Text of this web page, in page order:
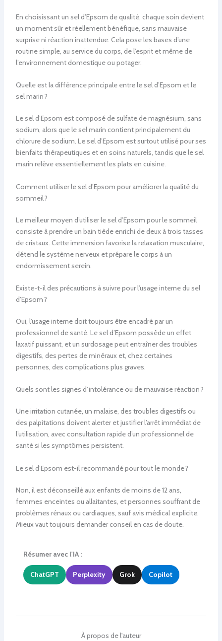
En choisissant un sel d’Epsom de qualité, chaque soin devient
un moment sûr et réellement bénéfique, sans mauvaise
surprise ni réaction inattendue. Cela pose les bases d’une
routine simple, au service du corps, de l’esprit et même de
l’environnement domestique ou potager.
Quelle est la différence principale entre le sel d’Epsom et le
sel marin ?
Le sel d’Epsom est composé de sulfate de magnésium, sans
sodium, alors que le sel marin contient principalement du
chlorure de sodium. Le sel d’Epsom est surtout utilisé pour ses
bienfaits thérapeutiques et en soins naturels, tandis que le sel
marin relève essentiellement les plats en cuisine.
Comment utiliser le sel d’Epsom pour améliorer la qualité du
sommeil ?
Le meilleur moyen d’utiliser le sel d’Epsom pour le sommeil
consiste à prendre un bain tiède enrichi de deux à trois tasses
de cristaux. Cette immersion favorise la relaxation musculaire,
détend le système nerveux et prépare le corps à un
endormissement serein.
Existe-t-il des précautions à suivre pour l’usage interne du sel
d’Epsom ?
Oui, l’usage interne doit toujours être encadré par un
professionnel de santé. Le sel d’Epsom possède un effet
laxatif puissant, et un surdosage peut entraîner des troubles
digestifs, des pertes de minéraux et, chez certaines
personnes, des complications plus graves.
Quels sont les signes d’intolérance ou de mauvaise réaction ?
Une irritation cutanée, un malaise, des troubles digestifs ou
des palpitations doivent alerter et justifier l’arrêt immédiat de
l’utilisation, avec consultation rapide d’un professionnel de
santé si les symptômes persistent.
Le sel d’Epsom est-il recommandé pour tout le monde ?
Non, il est déconseillé aux enfants de moins de 12 ans,
femmes enceintes ou allaitantes, et personnes souffrant de
problèmes rénaux ou cardiaques, sauf avis médical explicite.
Mieux vaut toujours demander conseil en cas de doute.
Résumer avec l'IA :
ChatGPT Perplexity Grok Copilot
À propos de l'auteur